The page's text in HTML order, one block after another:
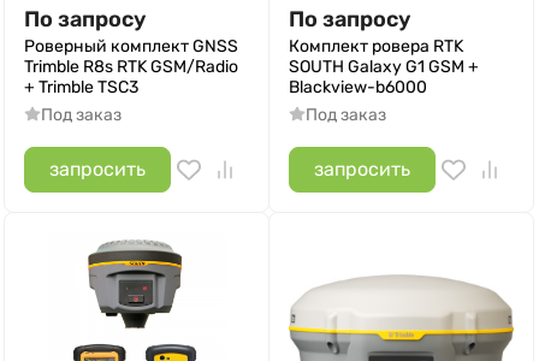
По запросу
Роверный комплект GNSS
Trimble R8s RTK GSM/Radio
+ Trimble TSC3
Под заказ
запросить
По запросу
Комплект ровера RTK
SOUTH Galaxy G1 GSM +
Blackview-b6000
Под заказ
запросить